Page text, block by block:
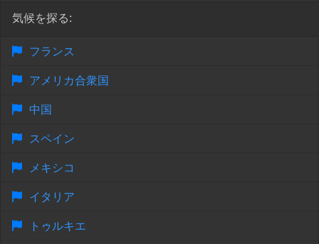
気候を探る:
フランス
アメリカ合衆国
中国
スペイン
メキシコ
イタリア
トゥルキエ